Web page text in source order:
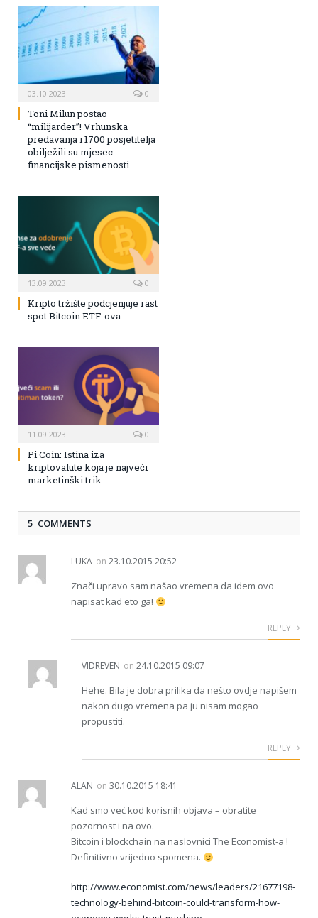
03.10.2023 0
Toni Milun postao
“milijarder”! Vrhunska
predavanja i 1700 posjetitelja
obilježili su mjesec
financijske pismenosti
13.09.2023 0
Kripto tržište podcjenjuje rast
spot Bitcoin ETF-ova
11.09.2023 0
Pi Coin: Istina iza
kriptovalute koja je najveći
marketinški trik
5 COMMENTS
LUKA on 23.10.2015 20:52
Znači upravo sam našao vremena da idem ovo
napisat kad eto ga!
REPLY
VIDREVEN on 24.10.2015 09:07
Hehe. Bila je dobra prilika da nešto ovdje napišem
nakon dugo vremena pa ju nisam mogao
propustiti.
REPLY
ALAN on 30.10.2015 18:41
Kad smo već kod korisnih objava – obratite
pozornost i na ovo.
Bitcoin i blockchain na naslovnici The Economist-a !
Definitivno vrijedno spomena.
http://www.economist.com/news/leaders/21677198-
technology-behind-bitcoin-could-transform-how-